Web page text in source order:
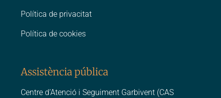
Política de privacitat
Política de cookies
Assistència pública
Centre d’Atenció i Seguiment Garbivent (CAS